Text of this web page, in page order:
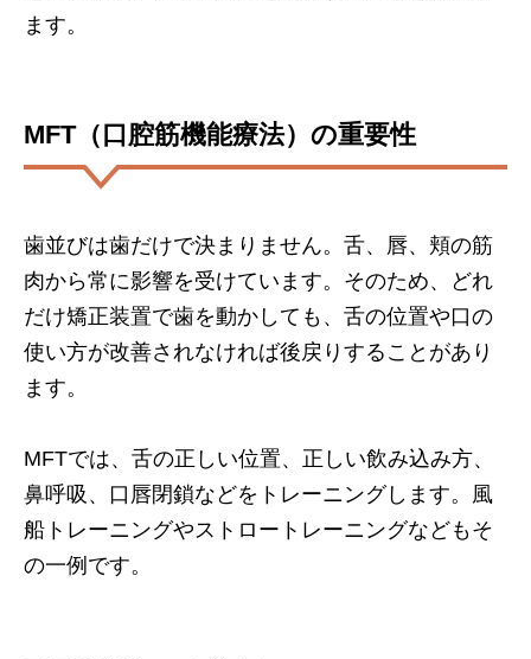
ます。
MFT（口腔筋機能療法）の重要性
歯並びは歯だけで決まりません。舌、唇、頬の筋
肉から常に影響を受けています。そのため、どれ
だけ矯正装置で歯を動かしても、舌の位置や口の
使い方が改善されなければ後戻りすることがあり
ます。
MFTでは、舌の正しい位置、正しい飲み込み方、
鼻呼吸、口唇閉鎖などをトレーニングします。風
船トレーニングやストロートレーニングなどもそ
の一例です。